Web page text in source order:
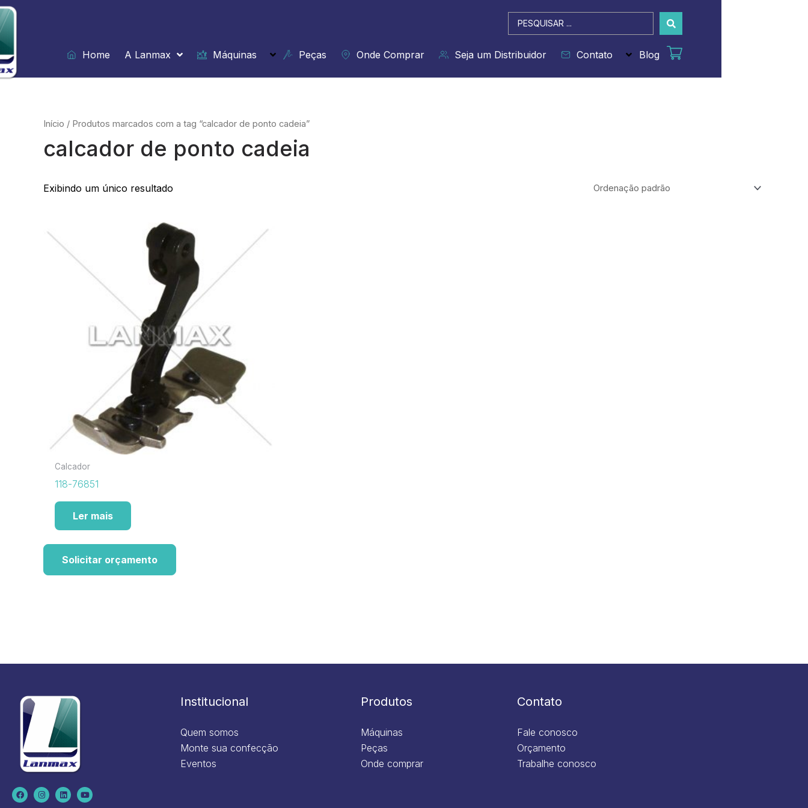
Ir
para
o
conteúdo
Pesquisar
...
Home
A Lanmax Máquinas Peças Onde Comprar Seja um Distribuidor Contato Blog
Início / Produtos marcados com a tag “calcador de ponto cadeia”
calcador de ponto cadeia
Exibindo um único resultado
Calcador
118-76851
Ler mais
Solicitar orçamento
F
a
c
I
n
s
L
i
n
Y
o
u
Institucional
Quem somos
Monte sua confecção
Eventos
Produtos
Máquinas
Peças
Onde comprar
Contato
Fale conosco
Orçamento
Trabalhe conosco